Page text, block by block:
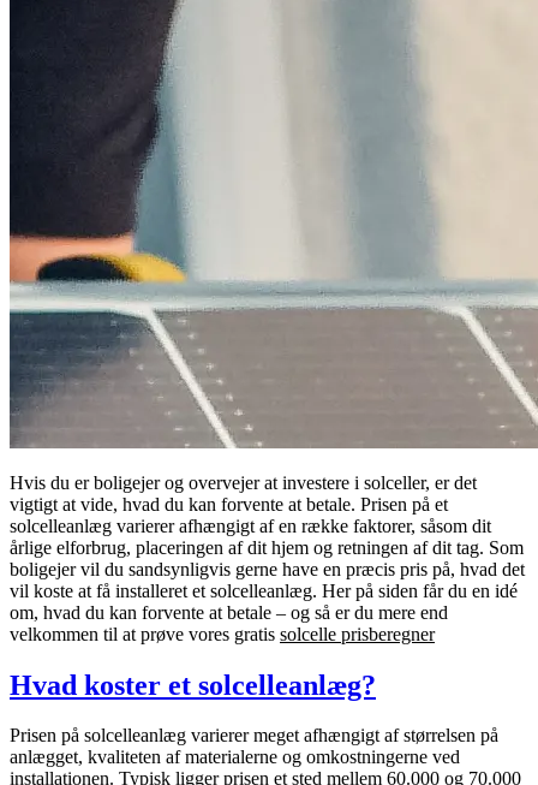
Hvis du er boligejer og overvejer at investere i solceller, er det
vigtigt at vide, hvad du kan forvente at betale. Prisen på et
solcelleanlæg varierer afhængigt af en række faktorer, såsom dit
årlige elforbrug, placeringen af dit hjem og retningen af dit tag. Som
boligejer vil du sandsynligvis gerne have en præcis pris på, hvad det
vil koste at få installeret et solcelleanlæg. Her på siden får du en idé
om, hvad du kan forvente at betale – og så er du mere end
velkommen til at prøve vores gratis solcelle prisberegner
Hvad koster et solcelleanlæg?
Prisen på solcelleanlæg varierer meget afhængigt af størrelsen på
anlægget, kvaliteten af materialerne og omkostningerne ved
installationen. Typisk ligger prisen et sted mellem 60.000 og 70.000